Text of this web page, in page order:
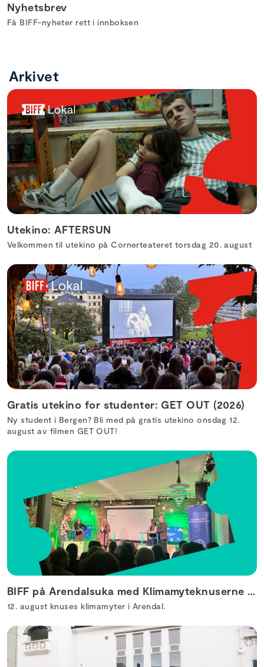
Nyhetsbrev
Få BIFF-nyheter rett i innboksen
Arkivet
Utekino: AFTERSUN
Velkommen til utekino på Cornerteateret torsdag 20. august
Gratis utekino for studenter: GET OUT (2026)
Ny student i Bergen? Bli med på gratis utekino onsdag 12.
august av filmen GET OUT!
BIFF på Arendalsuka med Klimamyteknuserne (2026)
12. august knuses klimamyter i Arendal.